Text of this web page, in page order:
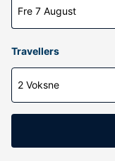
Fre 7 August
Travellers
2 Voksne